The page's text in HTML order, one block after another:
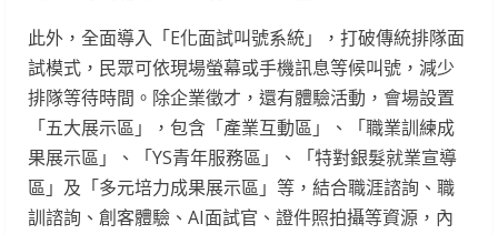
此外，全面導入「E化面試叫號系統」，打破傳統排隊面
試模式，民眾可依現場螢幕或手機訊息等候叫號，減少
排隊等待時間。除企業徵才，還有體驗活動，會場設置
「五大展示區」，包含「產業互動區」、「職業訓練成
果展示區」、「YS青年服務區」、「特對銀髮就業宣導
區」及「多元培力成果展示區」等，結合職涯諮詢、職
訓諮詢、創客體驗、AI面試官、證件照拍攝等資源，內